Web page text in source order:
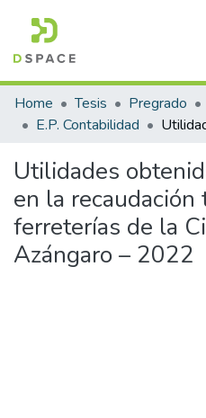
Communities & Collections
All of DSpace
Home Tesis Pregrado
E.P. Contabilidad
Utilidades
en la
ferreterías de la
Azángaro – 2022